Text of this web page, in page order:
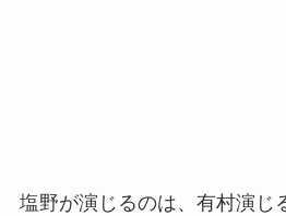
塩野が演じるのは、有村演じ